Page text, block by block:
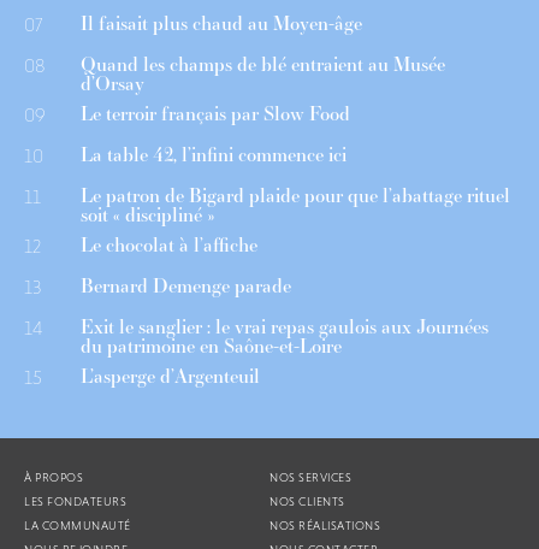
07 Il faisait plus chaud au Moyen-âge
08 Quand les champs de blé entraient au Musée
d’Orsay
09 Le terroir français par Slow Food
10 La table 42, l’infini commence ici
11 Le patron de Bigard plaide pour que l’abattage rituel
soit « discipliné »
12 Le chocolat à l’affiche
13 Bernard Demenge parade
14 Exit le sanglier : le vrai repas gaulois aux Journées
du patrimoine en Saône-et-Loire
15 L’asperge d’Argenteuil
À PROPOS
LES FONDATEURS
LA COMMUNAUTÉ
NOS SERVICES
NOS CLIENTS
NOS RÉALISATIONS